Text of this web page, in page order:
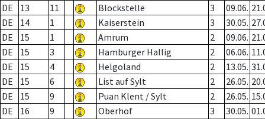
DE
13 11 Blockstelle 3 09.06.
DE
14 1 Kaiserstein 3 30.05.
DE
15 1 Amrum 2 09.06.
DE
15 3 Hamburger Hallig 2 06.06.
DE
15 4 Helgoland 2 13.05.
DE
15 6 List auf Sylt 2 26.05.
DE
15 9 Puan Klent / Sylt 2 26.05.
DE
16 9 Oberhof 3 30.05.